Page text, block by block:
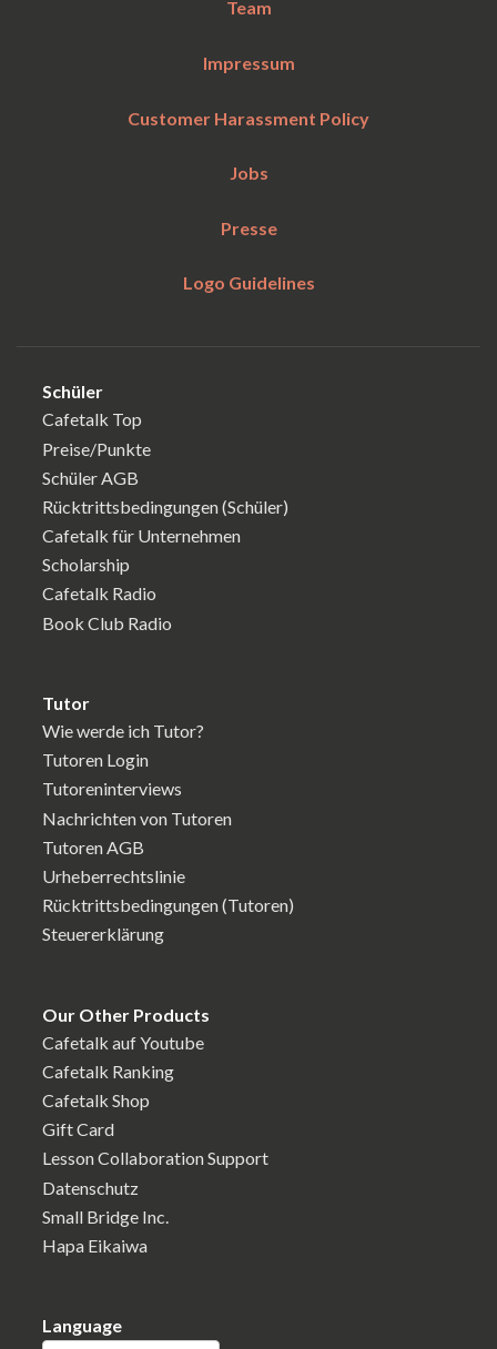
Team
Impressum
Customer Harassment Policy
Jobs
Presse
Logo Guidelines
Schüler
Cafetalk Top
Preise/Punkte
Schüler AGB
Rücktrittsbedingungen (Schüler)
Cafetalk für Unternehmen
Scholarship
Cafetalk Radio
Book Club Radio
Tutor
Wie werde ich Tutor?
Tutoren Login
Tutoreninterviews
Nachrichten von Tutoren
Tutoren AGB
Urheberrechtslinie
Rücktrittsbedingungen (Tutoren)
Steuererklärung
Our Other Products
Cafetalk auf Youtube
Cafetalk Ranking
Cafetalk Shop
Gift Card
Lesson Collaboration Support
Datenschutz
Small Bridge Inc.
Hapa Eikaiwa
Language